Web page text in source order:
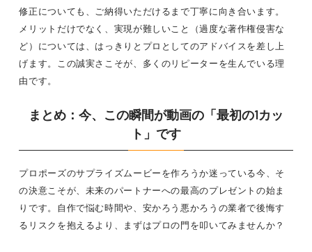
修正についても、ご納得いただけるまで丁寧に向き合います。
メリットだけでなく、実現が難しいこと（過度な著作権侵害な
ど）については、はっきりとプロとしてのアドバイスを差し上
げます。この誠実さこそが、多くのリピーターを生んでいる理
由です。
まとめ：今、この瞬間が動画の「最初の1カッ
ト」です
プロポーズのサプライズムービーを作ろうか迷っている今、そ
の決意こそが、未来のパートナーへの最高のプレゼントの始ま
りです。自作で悩む時間や、安かろう悪かろうの業者で後悔す
るリスクを抱えるより、まずはプロの門を叩いてみませんか？